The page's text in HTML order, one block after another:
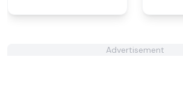
Advertisement